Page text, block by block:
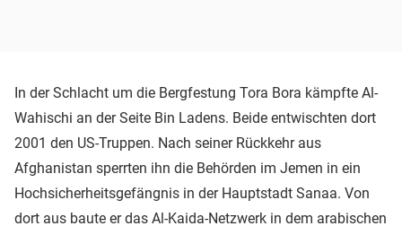
In der Schlacht um die Bergfestung Tora Bora kämpfte Al-
Wahischi an der Seite Bin Ladens. Beide entwischten dort
2001 den US-Truppen. Nach seiner Rückkehr aus
Afghanistan sperrten ihn die Behörden im Jemen in ein
Hochsicherheitsgefängnis in der Hauptstadt Sanaa. Von
dort aus baute er das Al-Kaida-Netzwerk in dem arabischen